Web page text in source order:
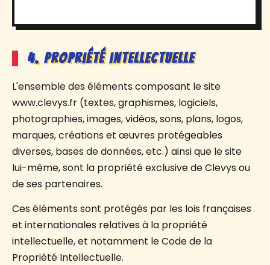
4. Propriété intellectuelle
L'ensemble des éléments composant le site
www.clevys.fr (textes, graphismes, logiciels,
photographies, images, vidéos, sons, plans, logos,
marques, créations et œuvres protégeables
diverses, bases de données, etc.) ainsi que le site
lui-même, sont la propriété exclusive de Clevys ou
de ses partenaires.
Ces éléments sont protégés par les lois françaises
et internationales relatives à la propriété
intellectuelle, et notamment le Code de la
Propriété Intellectuelle.